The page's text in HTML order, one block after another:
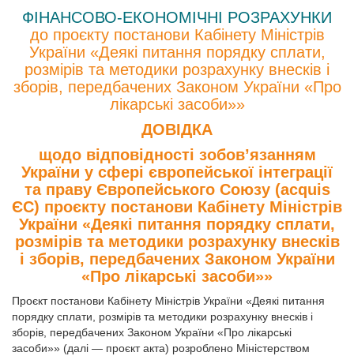
ФІНАНСОВО-ЕКОНОМІЧНІ РОЗРАХУНКИ
до проєкту постанови Кабінету Міністрів
України «Деякі питання порядку сплати,
розмірів та методики розрахунку внесків і
зборів, передбачених Законом України «Про
лікарські засоби»»
ДОВІДКА
щодо відповідності зобов’язанням
України у сфері європейської інтеграції
та праву Європейського Союзу (acquis
ЄС) проєкту постанови Кабінету Міністрів
України «Деякі питання порядку сплати,
розмірів та методики розрахунку внесків
і зборів, передбачених Законом України
«Про лікарські засоби»»
Проєкт постанови Кабінету Міністрів України «Деякі питання
порядку сплати, розмірів та методики розрахунку внесків і
зборів, передбачених Законом України «Про лікарські
засоби»» (далі — проєкт акта) розроблено Міністерством